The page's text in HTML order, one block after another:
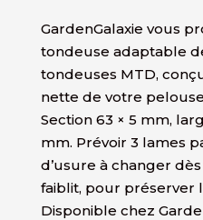
GardenGalaxie vous
tondeuse adaptable
tondeuses MTD,
nette de votre
Section 63 × 5 mm,
mm. Prévoir 3 lames
d’usure à changer
faiblit, pour préserver
Disponible chez